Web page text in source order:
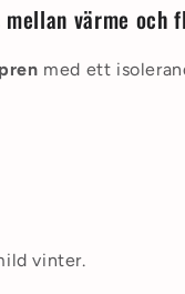
mellan värme
med ett
vinter.